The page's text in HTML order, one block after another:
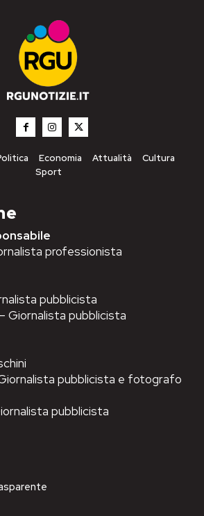
Economia Attualità
Cultura
Sport
professionista
pubblicista
– Giornalista pubblicista
pubblicista e fotografo
pubblicista